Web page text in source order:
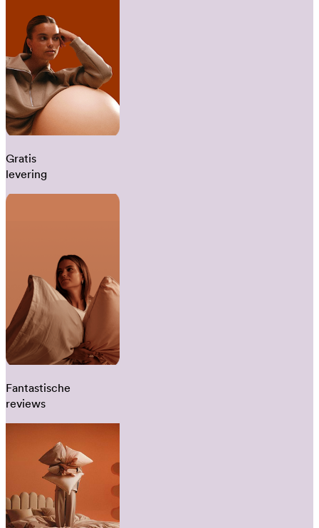
Gratis
levering
Fantastische
reviews